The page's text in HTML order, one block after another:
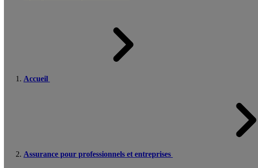
Accueil
Assurance pour professionnels et entreprises